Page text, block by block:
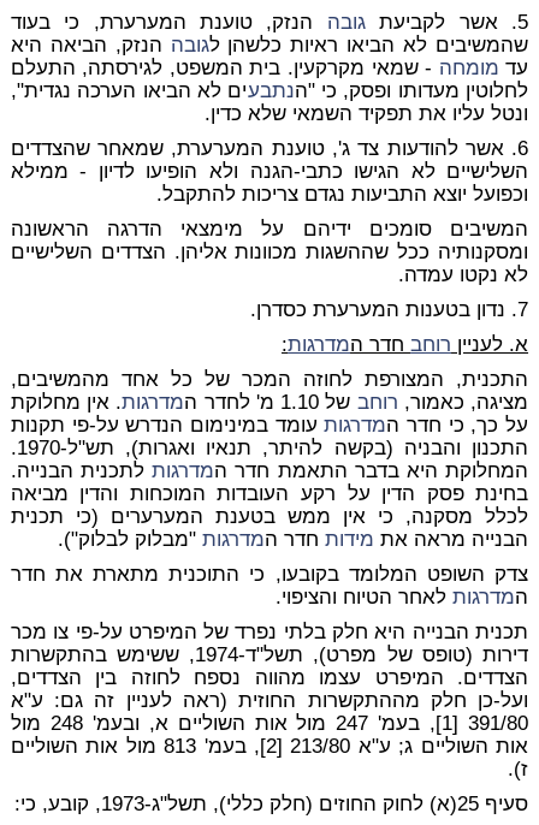
5. אשר לקביעת
גובה הנזק, טוענת המערערת, כי בעוד
שהמשיבים לא הביאו ראיות כלשהן לגובה הנזק, הביאה היא
עד מומחה - שמאי מקרקעין. בית המשפט, לגירסתה, התעלם
לחלוטין מעדותו ופסק, כי "הנתבעים לא הביאו הערכה נגדית",
ונטל עליו את תפקיד השמאי שלא כדין.
6. אשר להודעות צד ג', טוענת המערערת, שמאחר שהצדדים
השלישיים לא הגישו כתבי-הגנה ולא הופיעו לדיון - ממילא
וכפועל יוצא התביעות נגדם צריכות להתקבל.
המשיבים סומכים ידיהם על מימצאי הדרגה הראשונה
ומסקנותיה ככל שההשגות מכוונות אליהן. הצדדים השלישיים
לא נקטו עמדה.
7. נדון בטענות המערערת כסדרן.
א. לעניין רוחבחדר המדרגות:
התכנית, המצורפת לחוזה המכר של כל אחד מהמשיבים,
מציגה, כאמור, רוחב של 1.10 מ' לחדר ה מדרגות. אין מחלוקת
על כך, כי חדר המדרגותעומד במינימום הנדרש על-פי תקנות
התכנון והבניה (בקשה להיתר, תנאיו ואגרות), תש"ל-1970.
המחלוקת היא בדבר התאמת חדר המדרגותלתכנית הבנייה.
בחינת פסק הדין על רקע העובדות המוכחות והדין מביאה
לכלל מסקנה, כי אין ממש בטענת המערערים (כי תכנית
הבנייה מראה את מידותחדר המדרגות"מבלוק לבלוק").
צדק השופט המלומד בקובעו, כי התוכנית מתארת את חדר
המדרגותלאחר הטיוח והציפוי.
תכנית הבנייה היא חלק בלתי נפרד של המיפרט על-פי צו מכר
דירות (טופס של מפרט), תשל"ד-1974, ששימש בהתקשרות
הצדדים. המיפרט עצמו מהווה נספח לחוזה בין הצדדים,
ועל-כן חלק מההתקשרות החוזית (ראה לעניין זה גם: ע"א
391/80 [1], בעמ' 247 מול אות השוליים א, ובעמ' 248 מול
אות השוליים ג; ע"א 213/80 [2], בעמ' 813 מול אות השוליים
ז).
סעיף 25(א) לחוק החוזים (חלק כללי), תשל"ג-1973, קובע, כי: